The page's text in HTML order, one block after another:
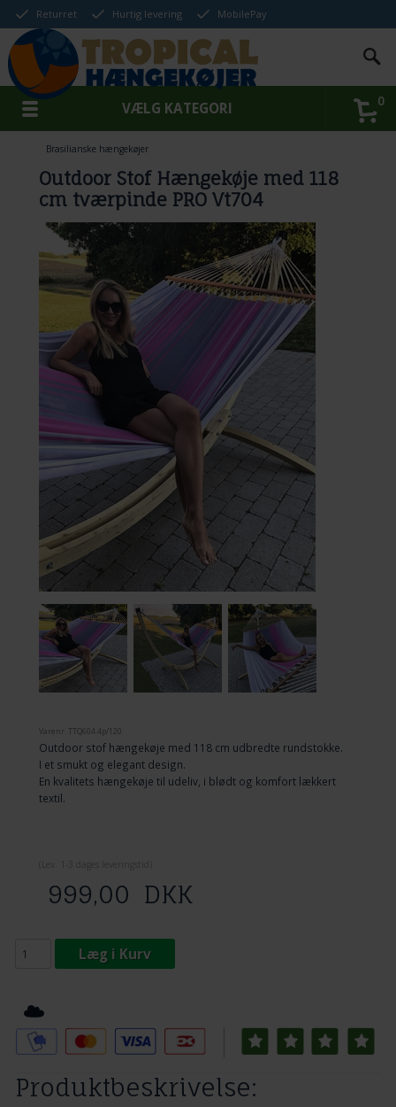
Returret Hurtig levering MobilePay
0
VÆLG KATEGORI
Brasilianske hængekøjer
Outdoor Stof Hængekøje med 118
cm tværpinde PRO Vt704
Varenr. TTQ604.4p/120
Outdoor stof hængekøje med 118 cm udbredte rundstokke.
I et smukt og elegant design.
En kvalitets hængekøje til udeliv, i blødt og komfort lækkert
textil.
999,00 DKK
Læg i Kurv
Produktbeskrivelse: